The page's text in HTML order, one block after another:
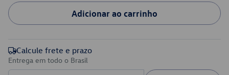
Adicionar ao carrinho
Calcule frete e prazo
Entrega em todo o Brasil